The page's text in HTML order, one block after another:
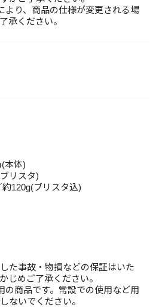
より、商品の仕様が変更される場
承ください。
本体)
リスタ)
約120g(ブリスタ込)
た事故・物損などの保証はいた
じめご了承ください。
の商品です。常設での使用など用
ないでください。